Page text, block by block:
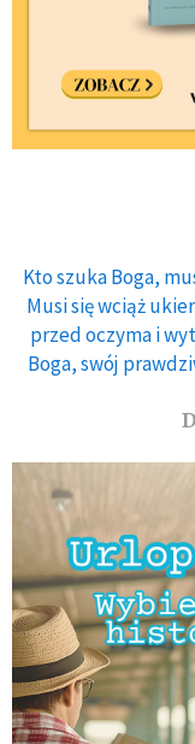
Kto szuka Boga,
Musi się wciąż
przed oczyma i
Boga, swój